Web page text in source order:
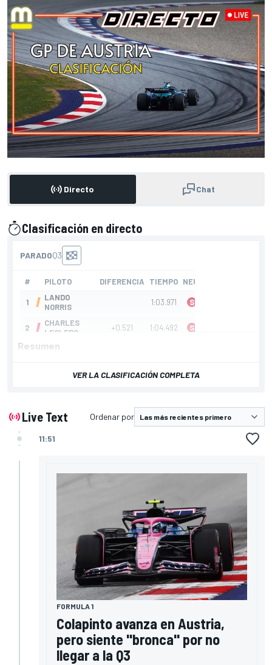
Directo Chat
Clasificación en directo
Resumen
VER LA CLASIFICACIÓN COMPLETA
Live Text Ordenar por
11:51
FORMULA 1
Colapinto avanza en Austria,
pero siente "bronca" por no
llegar a la Q3